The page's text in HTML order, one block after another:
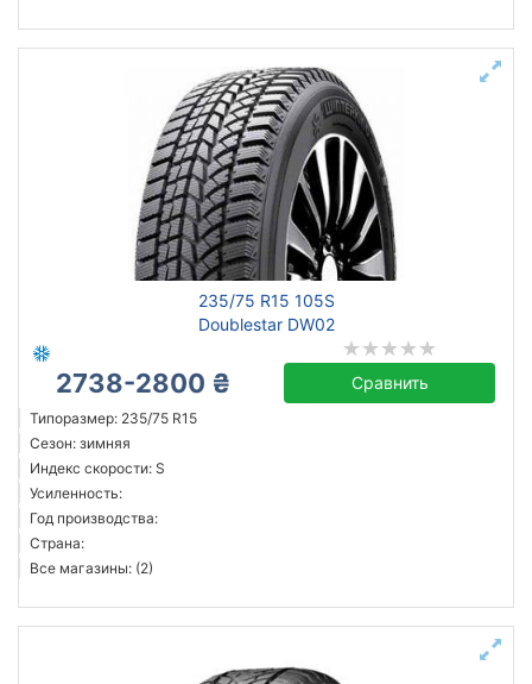
235/75 R15 105S
Doublestar DW02
2738-2800 ₴ Сравнить
Типоразмер: 235/75 R15
Сезон: зимняя
Индекс скорости: S
Усиленность:
Год производства:
Страна:
Все магазины: (2)